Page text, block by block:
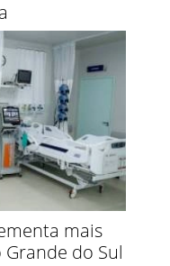
mais
Grande do Sul